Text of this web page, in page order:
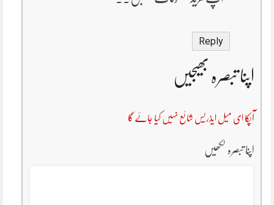
Reply
اپنا تبصرہ بھیجیں
آپکا ای میل ایڈریس شائع نہیں کیا جائے گا
اپنا تبصرہ لکھیں